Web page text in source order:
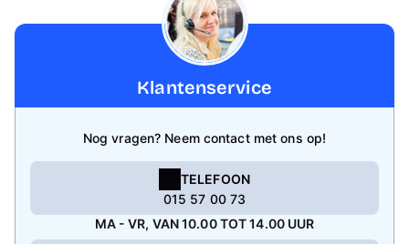
Klantenservice
Nog vragen? Neem contact met ons op!
TELEFOON
015 57 00 73
MA - VR, VAN 10.00 TOT 14.00 UUR